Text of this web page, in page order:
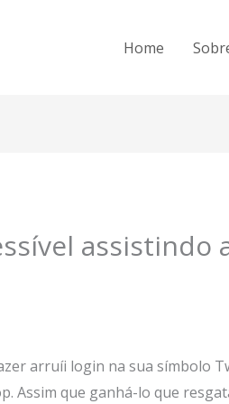
Home
assistindo
arruíi login na sua símbolo
Assim que ganhá-lo que